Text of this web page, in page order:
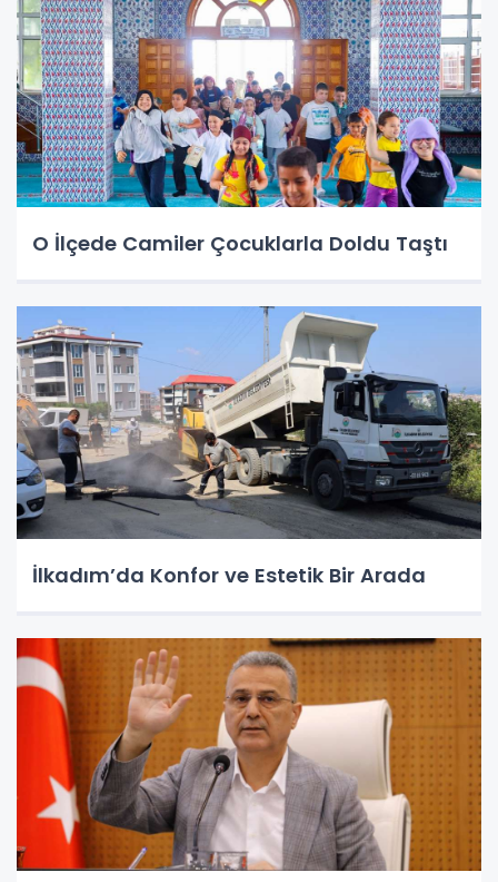
O İlçede Camiler Çocuklarla Doldu Taştı
İlkadım’da Konfor ve Estetik Bir Arada